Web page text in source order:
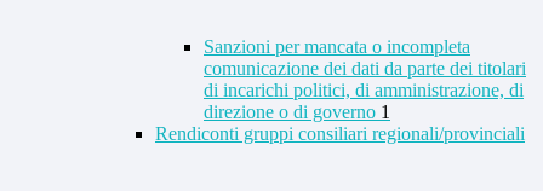
Sanzioni per mancata o incompleta
comunicazione dei dati da parte dei titolari
di incarichi politici, di amministrazione, di
direzione o di governo 1
Rendiconti gruppi consiliari regionali/provinciali